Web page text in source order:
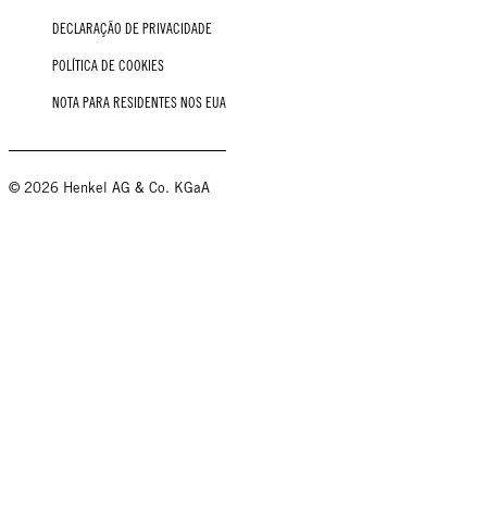
DECLARAÇÃO DE PRIVACIDADE
POLÍTICA DE COOKIES
NOTA PARA RESIDENTES NOS EUA
© 2026 Henkel AG & Co. KGaA